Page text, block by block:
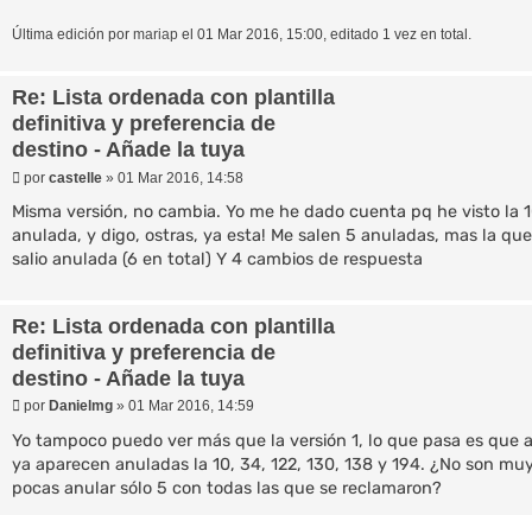
Última edición por mariap el 01 Mar 2016, 15:00, editado 1 vez en total.
Re: Lista ordenada con plantilla
definitiva y preferencia de
destino - Añade la tuya
M
n
a
j
por castelle » 01 Mar 2016, 14:58
Misma versión, no cambia. Yo me he dado cuenta pq he visto la
anulada, y digo, ostras, ya esta! Me salen 5 anuladas, mas la
salio anulada (6 en total) Y 4 cambios de respuesta
Re: Lista ordenada con plantilla
definitiva y preferencia de
destino - Añade la tuya
M
n
a
j
por Danielmg » 01 Mar 2016, 14:59
Yo tampoco puedo ver más que la versión 1, lo que pasa es que
ya aparecen anuladas la 10, 34, 122, 130, 138 y 194. ¿No son
pocas anular sólo 5 con todas las que se reclamaron?